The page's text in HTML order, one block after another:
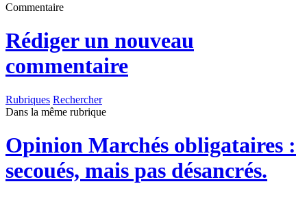
Commentaire
Rédiger un nouveau
commentaire
Rubriques Rechercher
Dans la même rubrique
Opinion Marchés obligataires :
secoués, mais pas désancrés.